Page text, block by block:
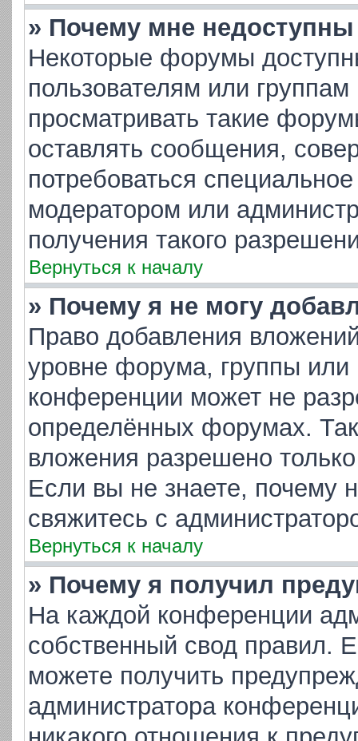
» Почему мне
Некоторые форумы
пользователям или
просматривать такие
оставлять сообщения,
потребоваться
модератором или
получения такого
Вернуться к началу
» Почему я не могу
Право добавления
уровне форума, группы или
конференции может не
определённых форумах.
вложения разрешено
Если вы не знаете, почему
свяжитесь с
Вернуться к началу
» Почему я получил
На каждой конференции
собственный свод правил.
можете получить
администратора